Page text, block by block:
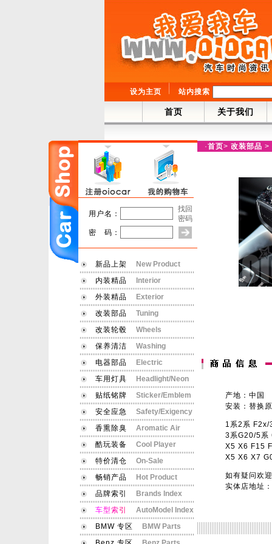
设为主页 站内搜索
首页 关于我们
用户名：
找回
密码
密 码：
新品上架
New Product
内装精品
Interior
外装精品
Exterior
改装部品
Tuning
改装轮毂
Wheels
保养清洁
Washing
电器部品
Electric
车用灯具
Headlight/Neon
贴纸铭牌
Sticker/Emblem
安全应急
Safety/Exigency
香熏除臭
Aromatic Air
酷玩装备
Cool Player
特价清仓
On-Sale
畅销产品
Hot Product
品牌索引
Brands Index
车型索引
AutoModel Index
BMW 专区
BMW Parts
·首页> 改装部品 >
产地：中国
安装：替换原
1系2系 F2x/3
3系G20/5系 6
X5 X6 F15
X5 X6 X7
如有疑问欢迎
实体店地址：